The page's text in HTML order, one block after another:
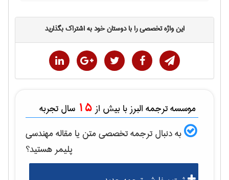
این واژه تخصصی را با دوستان خود به اشتراک بگذارید
موسسه ترجمه البرز با بیش از 15 سال تجربه
به دنبال ترجمه تخصصی متن یا مقالهمهندسی
پليمرهستید؟